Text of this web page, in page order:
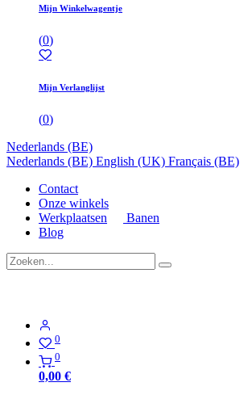
Mijn Winkelwagentje
(0)
Mijn Verlanglijst
(0)
Nederlands (BE)
Nederlands (BE) English (UK) Français (BE)
Contact
Onze winkels
Werkplaatsen
Banen
Blog
0
0
0,00 €